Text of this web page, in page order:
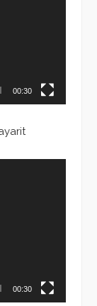
00:30
00:30